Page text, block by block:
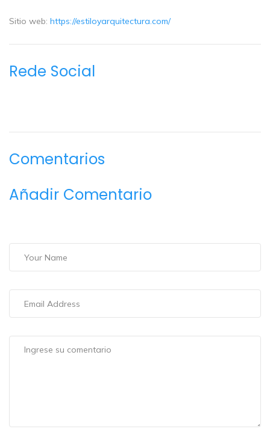
Sitio web: https://estiloyarquitectura.com/
Rede Social
Comentarios
Añadir Comentario